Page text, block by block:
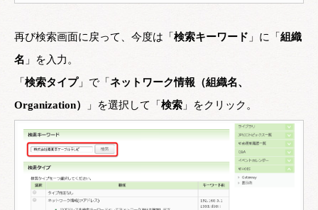
再び検索画面に戻って、今度は「検索キーワード 」に「組織
名 」を入力。
「検索タイプ」で「ネットワーク情報（組織名、
Organization）
」を選択して「検索 」をクリック。